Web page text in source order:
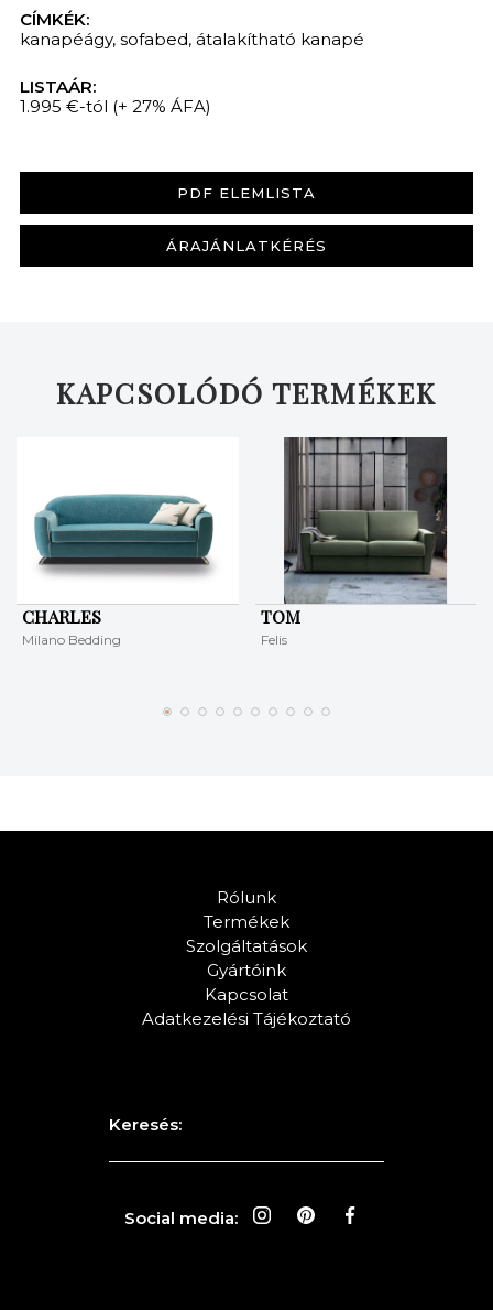
CÍMKÉK:
kanapéágy, sofabed, átalakítható kanapé
LISTAÁR:
1.995 €-tól (+ 27% ÁFA)
PDF ELEMLISTA
ÁRAJÁNLATKÉRÉS
KAPCSOLÓDÓ TERMÉKEK
CHARLES
Milano Bedding
TOM
Felis
Rólunk
Termékek
Szolgáltatások
Gyártóink
Kapcsolat
Adatkezelési Tájékoztató
Keresés:
Social media: